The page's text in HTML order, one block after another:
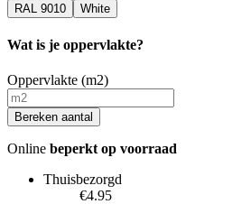
RAL 9010 White
Wat is je oppervlakte?
Oppervlakte (m2)
Bereken aantal
Online beperkt op voorraad
Thuisbezorgd
€4.95